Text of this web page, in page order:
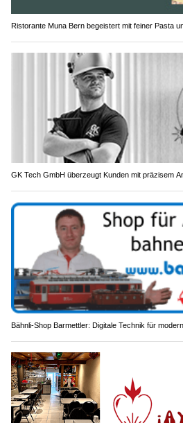
Ristorante Muna Bern begeistert mit feiner Pasta
GK Tech GmbH überzeugt Kunden mit präzisem
Bähnli-Shop Barmettler: Digitale Technik für